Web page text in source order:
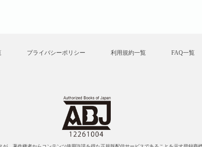
プライバシーポリシー 利用規約一覧 FAQ一覧